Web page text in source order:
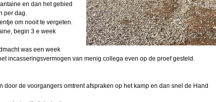
en dan het gebied
per dag.
om nooit te vergeten.
begin 3 e week
was een week
incasseringsvermogen van menig collega even op de proef gesteld.
de voorgangers omtrent afspraken op het kamp en dan snel de Hand